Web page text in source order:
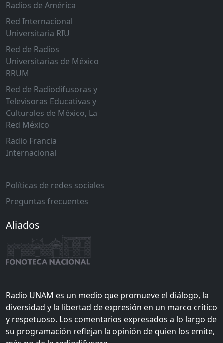
Radios de América
Red Internacional
Universitaria RIU
Red de Radios
Universitarias de México
RRUM
Red de Radiodifusoras y
Televisoras Educativas y
Culturales de México, La
Red México
Radio Francia
Internacional
Políticas de redes sociales
Preguntas frecuentes
Aliados
Radio UNAM es un medio que promueve el diálogo, la
diversidad y la libertad de expresión en un marco crítico
y respetuoso. Los comentarios expresados a lo largo de
su programación reflejan la opinión de quien los emite,